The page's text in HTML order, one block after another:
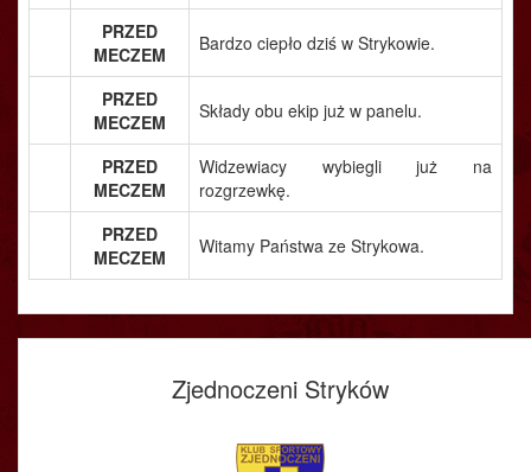
PRZED
MECZEM
Bardzo ciepło dziś w Strykowie.
PRZED
MECZEM
Składy obu ekip już w panelu.
PRZED
MECZEM
Widzewiacy wybiegli już na
rozgrzewkę.
PRZED
MECZEM
Witamy Państwa ze Strykowa.
Zjednoczeni Stryków